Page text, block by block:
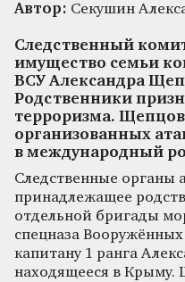
Автор: Секушин
Следственный
имущество семьи
ВСУ Александра
Родственники
терроризма. Щепцов
организованных
в международный
Следственные органы
принадлежащее
отдельной бригады
спецназа
капитану 1 ранга
находящееся в Крыму.